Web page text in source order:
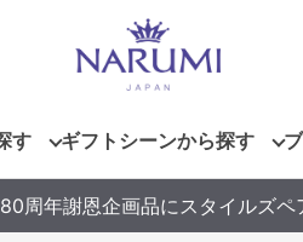
す ギフトシーンから探す
周年謝恩企画品にスタイルズ